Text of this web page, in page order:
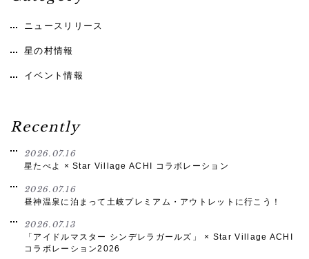
ニュースリリース
星の村情報
イベント情報
Recently
2026.07.16
星たべよ × Star Village ACHI コラボレーション
2026.07.16
昼神温泉に泊まって土岐プレミアム・アウトレットに行こう！
2026.07.13
「アイドルマスター シンデレラガールズ」 × Star Village ACHI
コラボレーション2026